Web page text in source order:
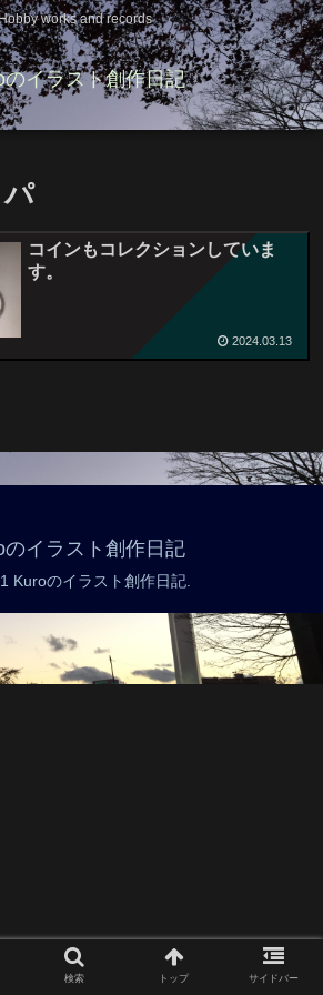
works and records
のイラスト創作日記
コインもコレクションしていま
す。
2024.03.13
のイラスト創作日記
Kuroのイラスト創作日記.
検索 トップ サイドバー